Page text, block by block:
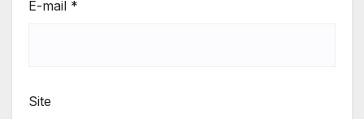
E-mail *
Site